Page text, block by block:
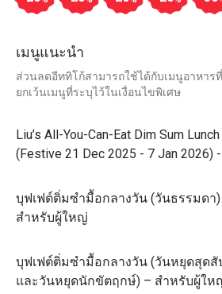
เมนูแนะนำ
ส่วนลดอีททิโก้สามารถใช้ได้กับเมนูอาหาร
ยกเว้นเมนูที่ระบุไว้ในเงื่อนไขพิเศษ
Liu’s All-You-Can-Eat Dim Sum Lunch
(Festive 21 Dec 2025 - 7 Jan 2026)
บุฟเฟต์ติ่มซำมื้อกลางวัน (วันธรรมดา)
สำหรับผู้ใหญ่
บุฟเฟต์ติ่มซำมื้อกลางวัน (วันหยุดสุดสั
และวันหยุดนักขัตฤกษ์) – สำหรับผู้ให